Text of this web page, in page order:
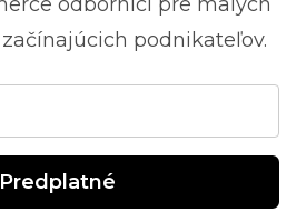
podnikateľov.
Predplatné